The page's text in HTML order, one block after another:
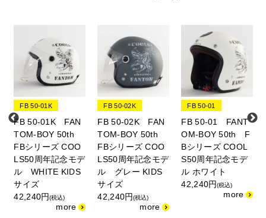
FB 50-01K
FB 50-01K FAN
TOM-BOY 50th
FBシリーズ COO
LS50周年記念モデ
ル WHITE KIDS
サイズ
42,240円(税込)
FB 50-02K
FB 50-02K FAN
TOM-BOY 50th
FBシリーズ COO
LS50周年記念モデ
ル グレー KIDS
サイズ
42,240円(税込)
FB 50-01
FB 50-01 FANT
OM-BOY 50th F
Bシリーズ COOL
S50周年記念モデ
ル ホワイト
42,240円(税込)